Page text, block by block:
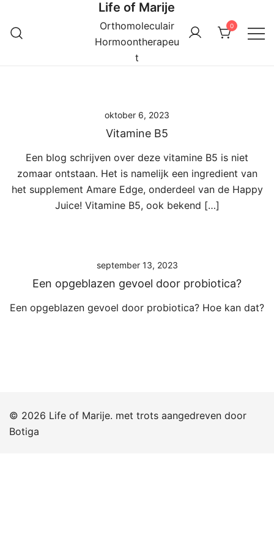
Life of Marije
Orthomoleculair
Hormoontherapeu
t
0
oktober 6, 2023
Vitamine B5
Een blog schrijven over deze vitamine B5 is niet
zomaar ontstaan. Het is namelijk een ingredient van
het supplement Amare Edge, onderdeel van de Happy
Juice! Vitamine B5, ook bekend […]
september 13, 2023
Een opgeblazen gevoel door probiotica?
Een opgeblazen gevoel door probiotica? Hoe kan dat?
© 2026 Life of Marije. met trots aangedreven door
Botiga